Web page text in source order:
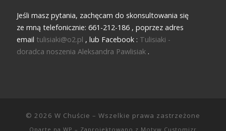
Jeśli masz pytania, zachęcam do skonsultowania się
ze mną telefonicznie: 661-212-186 , poprzez adres
email tulisiaki@o2.pl , lub Facebook : Tulisiaki -
doradca noszenia Aleksandra Pawlisiak .
© 2026 W Chuście – Wszelkie prawa zastrzeżone
Oparte na WP – Zaprojektowano z Motyw Customizr